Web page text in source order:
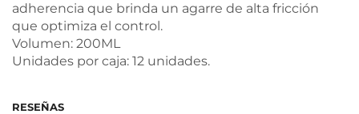
adherencia que brinda un agarre de alta fricción
que optimiza el control.
Volumen: 200ML
Unidades por caja: 12 unidades.
RESEÑAS